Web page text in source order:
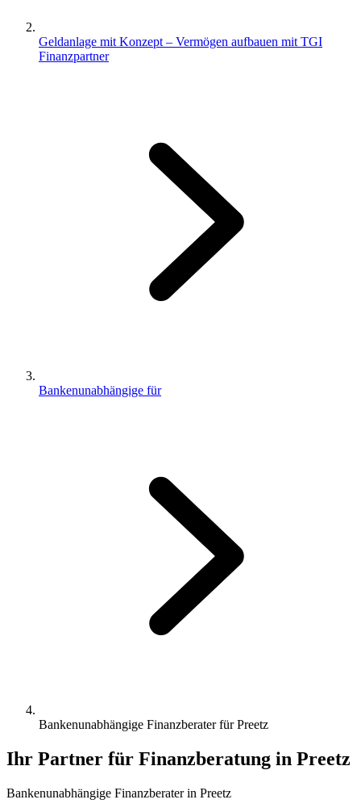
Geldanlage mit Konzept – Vermögen aufbauen mit TGI
Finanzpartner
Bankenunabhängige für
Bankenunabhängige Finanzberater für Preetz
Ihr Partner für Finanzberatung in Preetz
Bankenunabhängige Finanzberaterin Preetz